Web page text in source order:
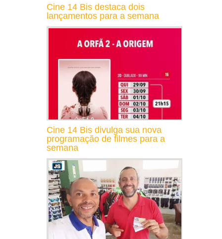
Cine 14 Bis destaca dois
lançamentos para a semana
Cine 14 Bis divulga sua nova
programação de filmes para a
semana